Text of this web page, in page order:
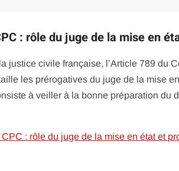
: rôle du juge de la mise en
justice civile française, l’Article 789 du
les prérogatives du juge de la mise
à veiller à la bonne préparation du
: rôle du juge de la mise en état et